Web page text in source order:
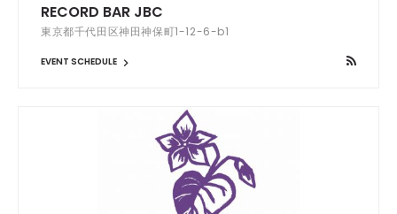
RECORD BAR JBC
東京都千代田区神田神保町1-12-6-b1
EVENT SCHEDULE